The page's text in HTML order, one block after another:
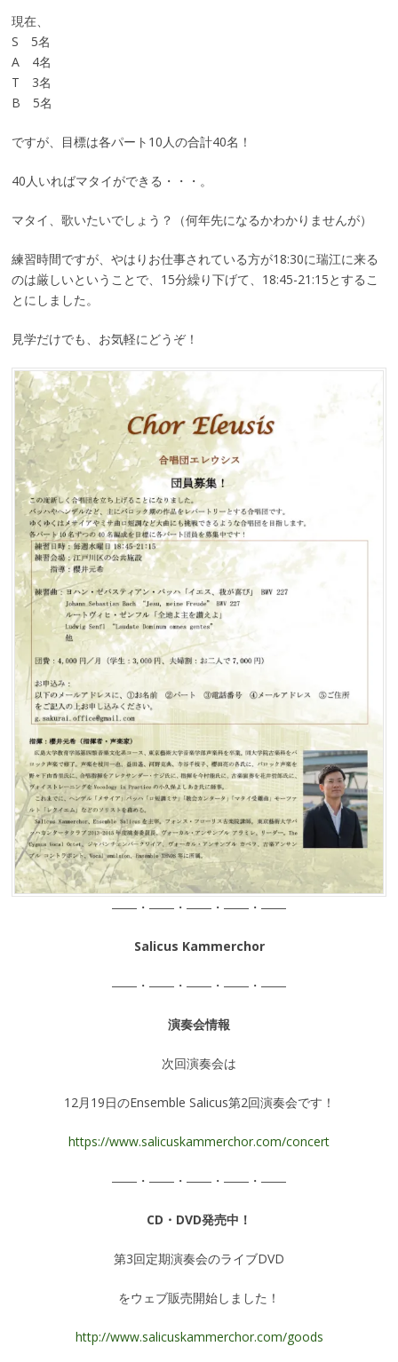
現在、
S 5名
A 4名
T 3名
B 5名
ですが、目標は各パート10人の合計40名！
40人いればマタイができる・・・。
マタイ、歌いたいでしょう？（何年先になるかわかりませんが）
練習時間ですが、やはりお仕事されている方が18:30に瑞江に来る
のは厳しいということで、15分繰り下げて、18:45-21:15とするこ
とにしました。
見学だけでも、お気軽にどうぞ！
――・――・――・――・――
Salicus Kammerchor
――・――・――・――・――
演奏会情報
次回演奏会は
12月19日のEnsemble Salicus第2回演奏会です！
https://www.salicuskammerchor.com/concert
――・――・――・――・――
CD・DVD発売中！
第3回定期演奏会のライブDVD
をウェブ販売開始しました！
http://www.salicuskammerchor.com/goods